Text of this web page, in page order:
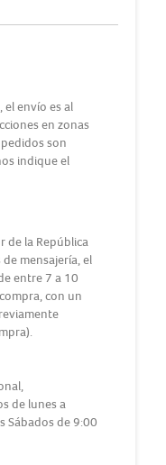
el envío es al
en zonas
son
indique el
de la República
mensajería, el
entre 7 a 10
con un
de lunes a
Sábados de 9:00